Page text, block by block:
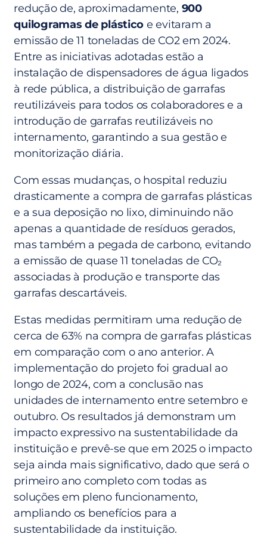
redução de, aproximadamente, 900
quilogramas de plástico e evitaram a
emissão de 11 toneladas de CO2 em 2024.
Entre as iniciativas adotadas estão a
instalação de dispensadores de água ligados
à rede pública, a distribuição de garrafas
reutilizáveis para todos os colaboradores e a
introdução de garrafas reutilizáveis no
internamento, garantindo a sua gestão e
monitorização diária.
Com essas mudanças, o hospital reduziu
drasticamente a compra de garrafas plásticas
e a sua deposição no lixo, diminuindo não
apenas a quantidade de resíduos gerados,
mas também a pegada de carbono, evitando
a emissão de quase 11 toneladas de CO₂
associadas à produção e transporte das
garrafas descartáveis.
Estas medidas permitiram uma redução de
cerca de 63% na compra de garrafas plásticas
em comparação com o ano anterior. A
implementação do projeto foi gradual ao
longo de 2024, com a conclusão nas
unidades de internamento entre setembro e
outubro. Os resultados já demonstram um
impacto expressivo na sustentabilidade da
instituição e prevê-se que em 2025 o impacto
seja ainda mais significativo, dado que será o
primeiro ano completo com todas as
soluções em pleno funcionamento,
ampliando os benefícios para a
sustentabilidade da instituição.